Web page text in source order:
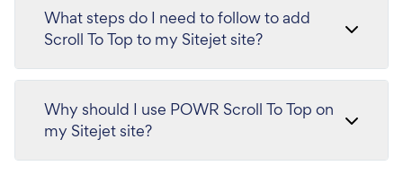
What steps do I need to follow to add
Scroll To Top to my Sitejet site?
Why should I use POWR Scroll To Top on
my Sitejet site?